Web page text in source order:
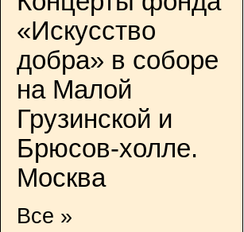
«Искусство
добра» в соборе
на Малой
Грузинской и
Брюсов-холле.
Москва
Все »